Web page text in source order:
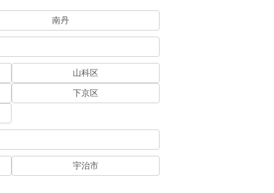
南丹
山科区
下京区
宇治市